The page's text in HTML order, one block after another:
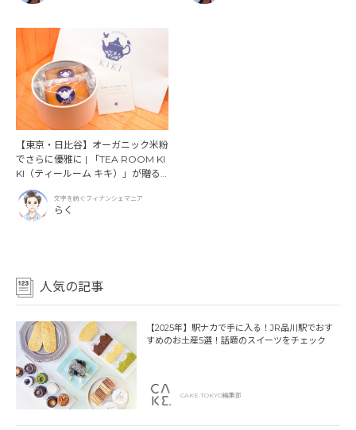
【東京・日比谷】オーガニック米粉
でさらに優雅に | 「TEA ROOM KI
KI（ティールーム キキ）」が贈る
香り豊かなフィナンシェ
文字を紡ぐフィナンシェマニア
らく
人気の記事
【2025年】駅ナカで手に入る！JR品川駅でおす
すめのお土産5選！話題のスイーツをチェック
CAKE.TOKYO編集部